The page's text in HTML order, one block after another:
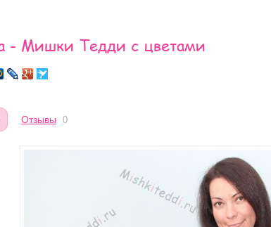
- Мишки Тедди с цветами
Отзывы 0